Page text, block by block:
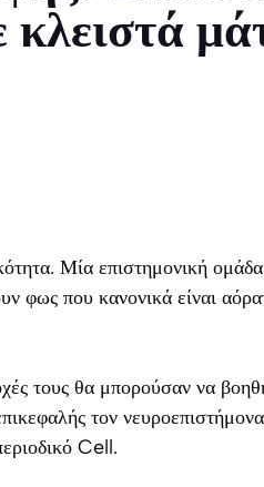
Μία επιστημονική
φως που κανονικά είναι
τους θα μπορούσαν να
τον
Cell.